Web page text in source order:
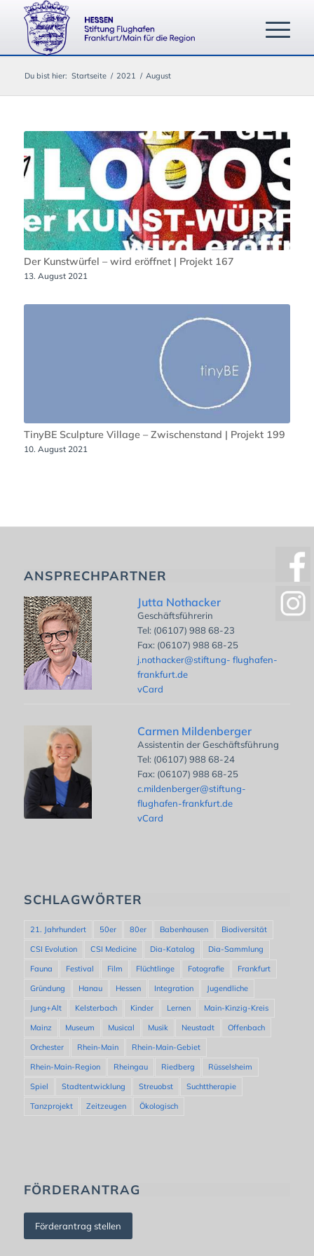
Du bist hier: Startseite / 2021 / August
Der Kunstwürfel – wird eröffnet | Projekt 167
13. August 2021
TinyBE Sculpture Village – Zwischenstand | Projekt 199
10. August 2021
ANSPRECHPARTNER
Jutta Nothacker
Geschäftsführerin
Tel: (06107) 988 68-23
Fax: (06107) 988 68-25
j.nothacker@stiftung- flughafen-
frankfurt.de
vCard
Carmen Mildenberger
Assistentin der Geschäftsführung
Tel: (06107) 988 68-24
Fax: (06107) 988 68-25
c.mildenberger@stiftung-
flughafen-frankfurt.de
vCard
SCHLAGWÖRTER
21. Jahrhundert 50er 80er Babenhausen
Biodiversität
CSI Evolution
CSI Medicine Dia-Katalog
Dia-Sammlung
Fauna
Festival Film Flüchtlinge Fotografie
Frankfurt
Gründung
Hanau Hessen Integration
Jugendliche
Jung+Alt
Kelsterbach Kinder Lernen
Main-Kinzig-Kreis
Mainz
Museum Musical Musik Neustadt
Offenbach
Orchester
Rhein-Main
Rhein-Main-Gebiet
Rhein-Main-Region
Rheingau Riedberg
Rüsselsheim
Spiel
Stadtentwicklung Streuobst
Suchttherapie
Tanzprojekt
Zeitzeugen Ökologisch
FÖRDERANTRAG
Förderantrag stellen